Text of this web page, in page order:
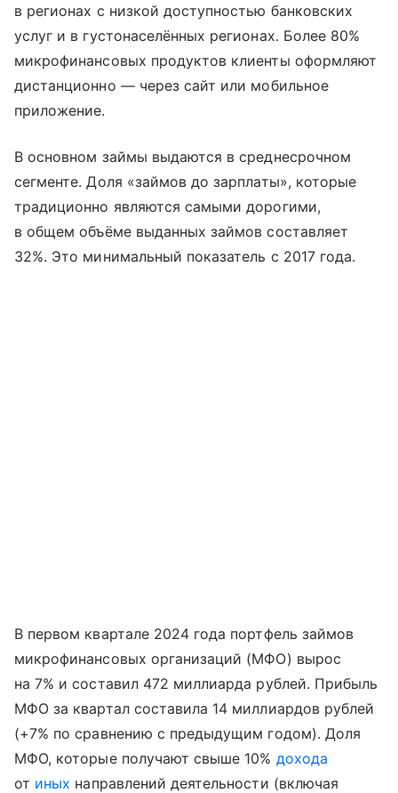
в регионах с низкой доступностью банковских
услуг и в густонаселённых регионах. Более 80%
микрофинансовых продуктов клиенты оформляют
дистанционно — через сайт или мобильное
приложение.
В основном займы выдаются в среднесрочном
сегменте. Доля «займов до зарплаты», которые
традиционно являются самыми дорогими,
в общем объёме выданных займов составляет
32%. Это минимальный показатель с 2017 года.
В первом квартале 2024 года портфель займов
микрофинансовых организаций (МФО) вырос
на 7% и составил 472 миллиарда рублей. Прибыль
МФО за квартал составила 14 миллиардов рублей
(+7% по сравнению с предыдущим годом). Доля
МФО, которые получают свыше 10% дохода
от иных направлений деятельности (включая